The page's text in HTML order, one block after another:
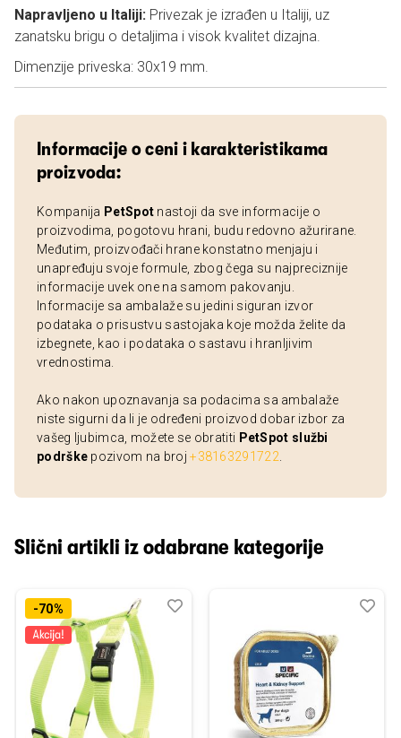
Napravljeno u Italiji: Privezak je izrađen u Italiji, uz
zanatsku brigu o detaljima i visok kvalitet dizajna.
Dimenzije priveska: 30x19 mm.
Informacije o ceni i karakteristikama
proizvoda:
Kompanija PetSpot nastoji da sve informacije o
proizvodima, pogotovu hrani, budu redovno ažurirane.
Međutim, proizvođači hrane konstatno menjaju i
unapređuju svoje formule, zbog čega su najpreciznije
informacije uvek one na samom pakovanju.
Informacije sa ambalaže su jedini siguran izvor
podataka o prisustvu sastojaka koje možda želite da
izbegnete, kao i podataka o sastavu i hranljivim
vrednostima.
Ako nakon upoznavanja sa podacima sa ambalaže
niste sigurni da li je određeni proizvod dobar izbor za
vašeg ljubimca, možete se obratiti PetSpot službi
podrške pozivom na broj+38163291722
Slični artikli iz odabrane kategorije
-70%
Dodaj
Uporedi